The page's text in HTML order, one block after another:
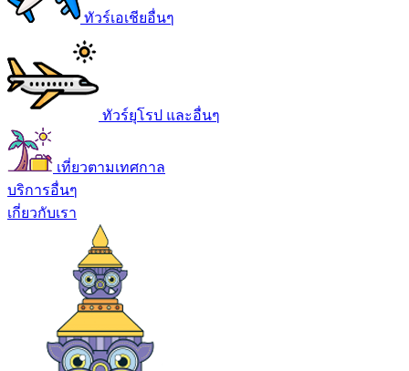
ทัวร์เอเชียอื่นๆ
ทัวร์ยุโรป และอื่นๆ
เที่ยวตามเทศกาล
บริการอื่นๆ
เกี่ยวกับเรา